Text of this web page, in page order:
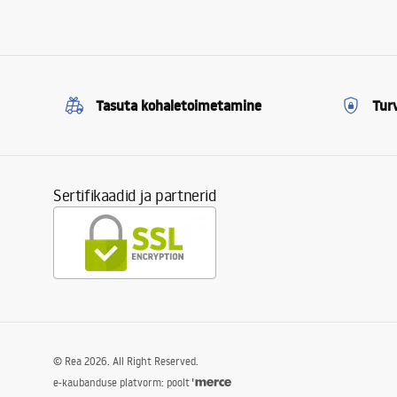
Tasuta kohaletoimetamine
Sertifikaadid ja partnerid
© Rea 2026. All Right Reserved.
e-kaubanduse platvorm: poolt